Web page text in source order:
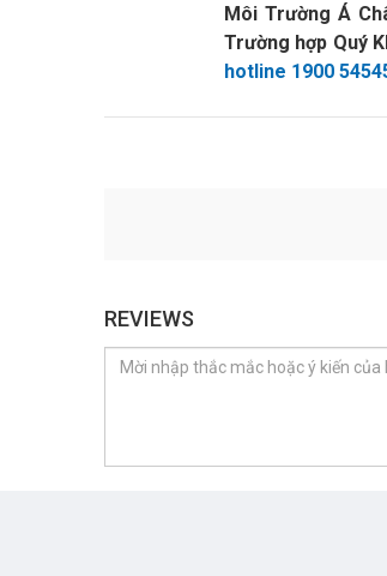
Môi Trường Á
Trường hợp Quý
hotline 1900
REVIEWS